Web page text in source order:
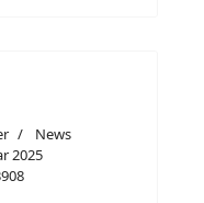
News
2025